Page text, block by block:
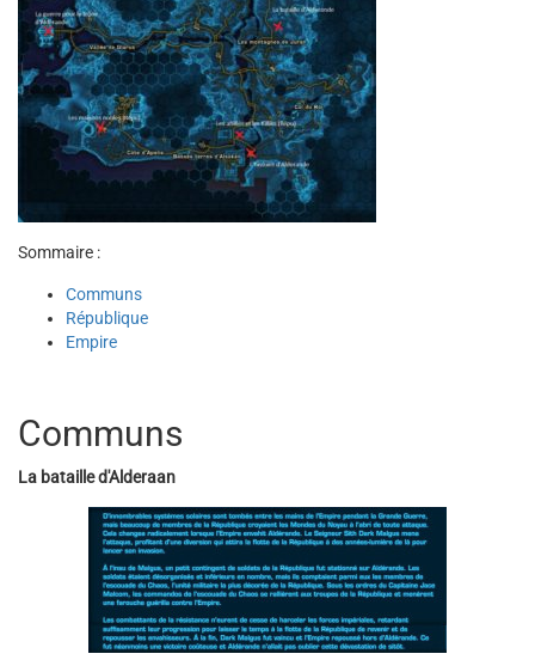
Sommaire :
Communs
République
Empire
Communs
La bataille d'Alderaan